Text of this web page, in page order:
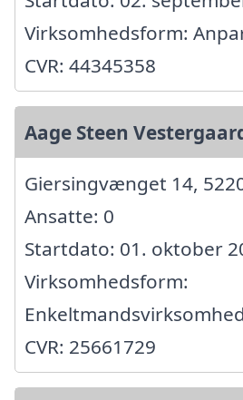
Virksomhedsform:
CVR: 44345358
Aage Steen
Giersingvænget 14,
Ansatte: 0
Startdato: 01. oktober
Virksomhedsform:
Enkeltmandsvirksomhed
CVR: 25661729